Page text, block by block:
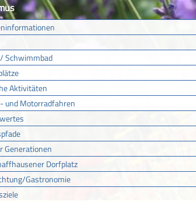
Schwimmbad
Aktivitäten
und Motorradfahren
Generationen
Dorfplatz
Gastronomie